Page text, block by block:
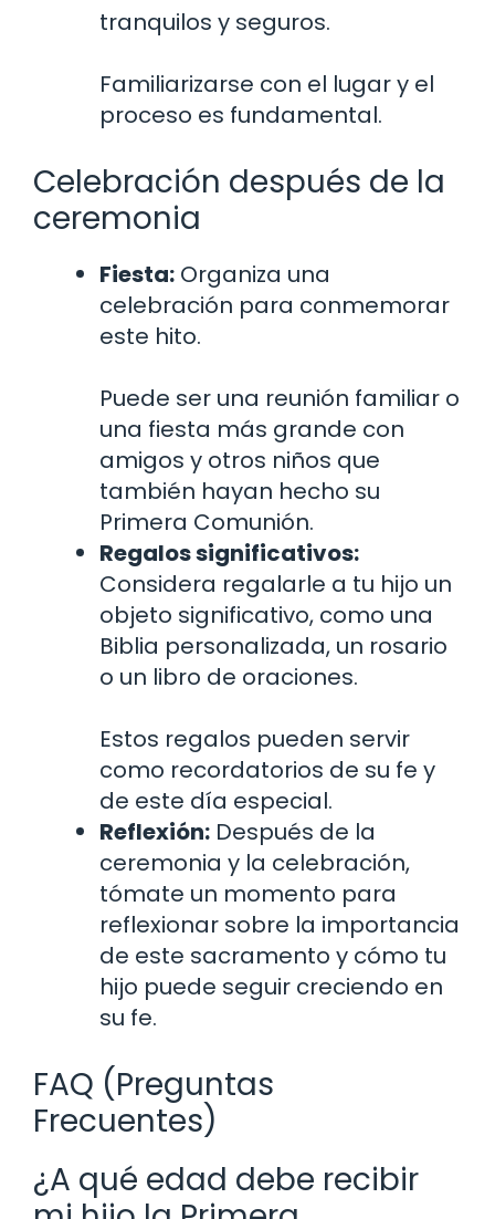
tranquilos y seguros.
Familiarizarse con el lugar y el
proceso es fundamental.
Celebración después de la
ceremonia
Fiesta: Organiza una
celebración para conmemorar
este hito.
Puede ser una reunión familiar o
una fiesta más grande con
amigos y otros niños que
también hayan hecho su
Primera Comunión.
Regalos significativos:
Considera regalarle a tu hijo un
objeto significativo, como una
Biblia personalizada, un rosario
o un libro de oraciones.
Estos regalos pueden servir
como recordatorios de su fe y
de este día especial.
Reflexión: Después de la
ceremonia y la celebración,
tómate un momento para
reflexionar sobre la importancia
de este sacramento y cómo tu
hijo puede seguir creciendo en
su fe.
FAQ (Preguntas
Frecuentes)
¿A qué edad debe recibir